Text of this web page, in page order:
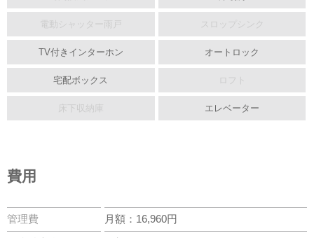
電動シャッター雨戸 スロップシンク
TV付きインターホン オートロック
宅配ボックス ロフト
床下収納庫 エレベーター
費用
管理費 月額：16,960円